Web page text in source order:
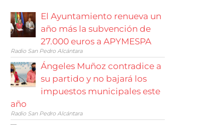
El Ayuntamiento renueva un
año más la subvención de
27.000 euros a APYMESPA
Radio San Pedro Alcántara
Ángeles Muñoz contradice a
su partido y no bajará los
impuestos municipales este
año
Radio San Pedro Alcántara